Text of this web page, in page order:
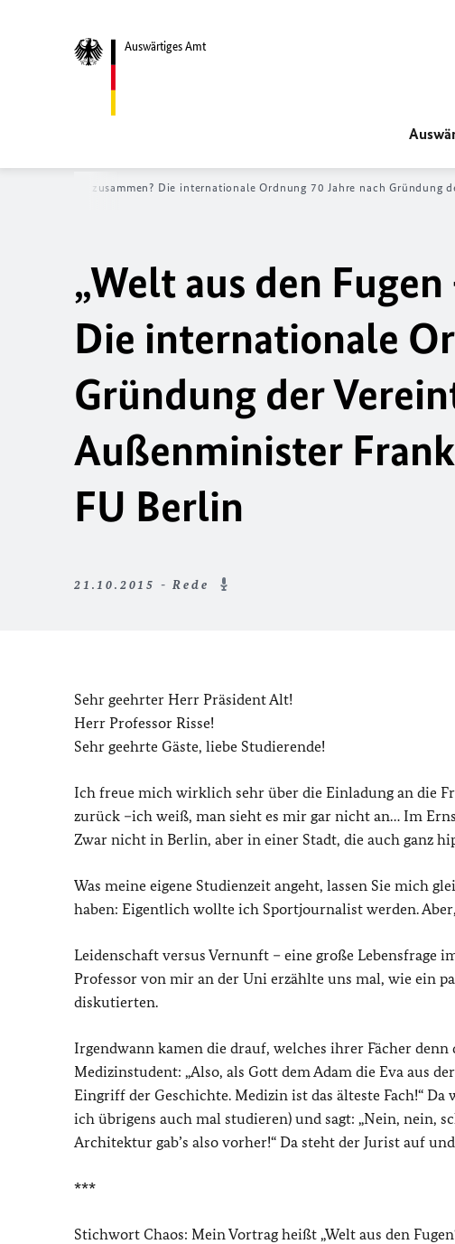
Auswärtiges Amt
- was hält uns zusammen? Die internationale Ordnung 70 Jahre nach
„Welt aus den
Die internationale
Gründung der
Außenminister
FU Berlin
21.10.2015 - Rede
Sehr geehrter Herr Präsident Alt!
Herr Professor Risse!
Sehr geehrte Gäste, liebe Studierende!
Ich freue mich wirklich sehr über die Einladung an die
zurück –ich weiß, man sieht es mir gar nicht an… Im
Zwar nicht in Berlin, aber in einer Stadt, die auch ganz
Was meine eigene Studienzeit angeht, lassen Sie mich
haben: Eigentlich wollte ich Sportjournalist werden.
Leidenschaft versus Vernunft – eine große Lebensfrage
Professor von mir an der Uni erzählte uns mal, wie ein
diskutierten.
Irgendwann kamen die drauf, welches ihrer Fächer denn
Medizinstudent: „Also, als Gott dem Adam die Eva aus
Eingriff der Geschichte. Medizin ist das älteste Fach!“
ich übrigens auch mal studieren) und sagt: „Nein, nein,
Architektur gab’s also vorher!“ Da steht der Jurist auf
***
Stichwort Chaos: Mein Vortrag heißt „Welt aus den